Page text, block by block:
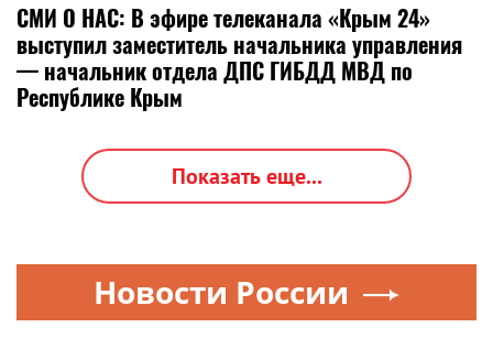
СМИ О НАС: В эфире телеканала «Крым 24»
выступил заместитель начальника управления
— начальник отдела ДПС ГИБДД МВД по
Республике Крым
Показать еще...
Новости России